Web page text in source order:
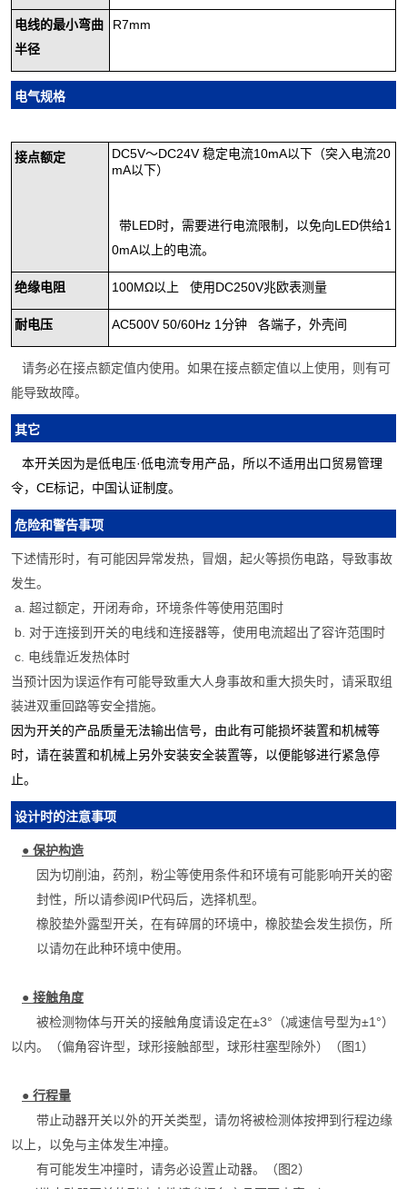
电线的最小弯曲
半径
R7mm
电气规格
接点额定
DC5V～DC24V 稳定电流10mA以下（突入电流20
mA以下）
带LED时，需要进行电流限制，以免向LED供给1
0mA以上的电流。
绝缘电阻 100MΩ以上 使用DC250V兆欧表测量
耐电压 AC500V 50/60Hz 1分钟 各端子，外壳间
请务必在接点额定值内使用。如果在接点额定值以上使用，则有可
能导致故障。
其它
本开关因为是低电压·低电流专用产品，所以不适用出口贸易管理
令，CE标记，中国认证制度。
危险和警告事项
下述情形时，有可能因异常发热，冒烟，起火等损伤电路，导致事故
发生。
a. 超过额定，开闭寿命，环境条件等使用范围时
b. 对于连接到开关的电线和连接器等，使用电流超出了容许范围时
c. 电线靠近发热体时
当预计因为误运作有可能导致重大人身事故和重大损失时，请采取组
装进双重回路等安全措施。
因为开关的产品质量无法输出信号，由此有可能损坏装置和机械等
时，请在装置和机械上另外安装安全装置等，以便能够进行紧急停
止。
设计时的注意事项
● 保护构造
因为切削油，药剂，粉尘等使用条件和环境有可能影响开关的密
封性，所以请参阅IP代码后，选择机型。
橡胶垫外露型开关，在有碎屑的环境中，橡胶垫会发生损伤，所
以请勿在此种环境中使用。
● 接触角度
被检测物体与开关的接触角度请设定在±3°（减速信号型为±1°）
以内。
（偏角容许型，球形接触部型，球形柱塞型除外）（图1）
● 行程量
带止动器开关以外的开关类型，请勿将被检测体按押到行程边缘
以上，以免与主体发生冲撞。
有可能发生冲撞时，请务必设置止动器。（图2）